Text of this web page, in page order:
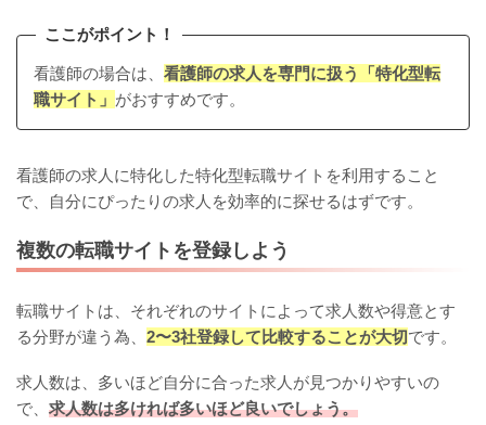
ここがポイント！
看護師の場合は、 看護師の求人を専門に扱う「特化型転
職サイト」 がおすすめです。
看護師の求人に特化した特化型転職サイトを利用すること
で、自分にぴったりの求人を効率的に探せるはずです。
複数の転職サイトを登録しよう
転職サイトは、それぞれのサイトによって求人数や得意とす
る分野が違う為、 2〜3社登録して比較することが大切です。
求人数は、多いほど自分に合った求人が見つかりやすいの
で、 求人数は多ければ多いほど良いでしょう。